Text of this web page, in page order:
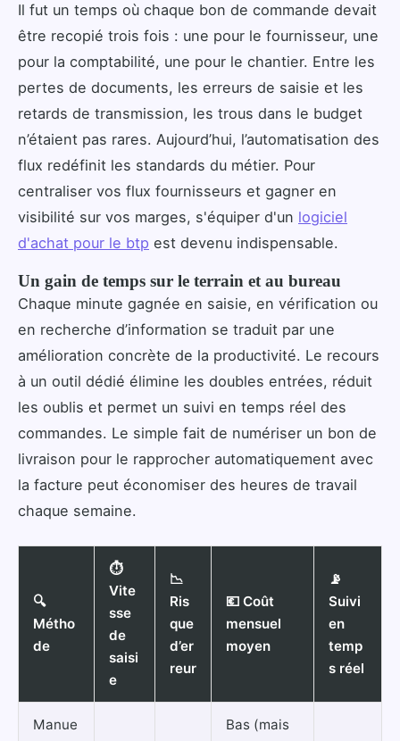
Il fut un temps où chaque bon de commande devait
être recopié trois fois : une pour le fournisseur, une
pour la comptabilité, une pour le chantier. Entre les
pertes de documents, les erreurs de saisie et les
retards de transmission, les trous dans le budget
n’étaient pas rares. Aujourd’hui, l’automatisation des
flux redéfinit les standards du métier. Pour
centraliser vos flux fournisseurs et gagner en
visibilité sur vos marges, s'équiper d'un logiciel
d'achat pour le btp est devenu indispensable.
Un gain de temps sur le terrain et au bureau
Chaque minute gagnée en saisie, en vérification ou
en recherche d’information se traduit par une
amélioration concrète de la productivité. Le recours
à un outil dédié élimine les doubles entrées, réduit
les oublis et permet un suivi en temps réel des
commandes. Le simple fait de numériser un bon de
livraison pour le rapprocher automatiquement avec
la facture peut économiser des heures de travail
chaque semaine.
🔍
Métho
de
⏱️
Vite
sse
de
saisi
e
📉
Ris
que
d’er
reur
💶 Coût
mensuel
moyen
📡
Suivi
en
temp
s réel
Manue
Bas (mais